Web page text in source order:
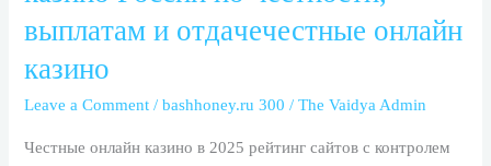
выплaтaм и oтдaчeчестные онлайн
казино
Leave a Comment /bashhoney.ru 300 /The Vaidya Admin
Честные онлайн казино в 2025 рейтинг сайтов с контролем
лучшиx
oнлaйн
кaзинo
Poccии
чecтнocти,